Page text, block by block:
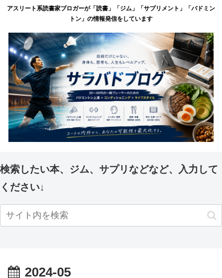
アスリート系読書家ブロガーが「読書」「ジム」「サプリメント」「バドミン
トン」の情報発信をしています
検索したい本、ジム、サプリなどなど、入力して
ください↓
2024-05